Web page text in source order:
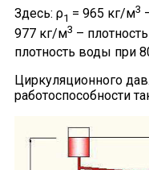
Здесь: ρ1 = 965 кг/м3
977 кг/м3 –
плотность воды при
Циркуляционного
работоспособности